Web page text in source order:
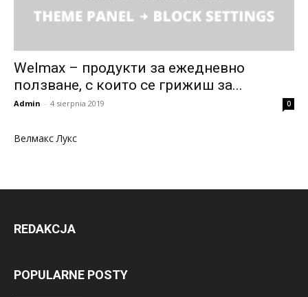
Welmax – продукти за ежедневно
ползване, с които се грижиш за...
Admin - 4 sierpnia 2019 0
Велмакс Лукс
REDAKCJA
POPULARNE POSTY